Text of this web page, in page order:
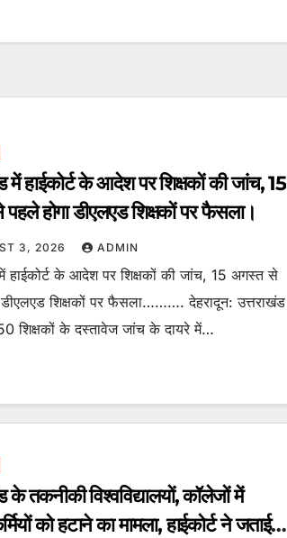
में हाईकोर्ट के आदेश पर शिक्षकों की जांच, 15
होगा डीएलएड शिक्षकों पर फैसला।
3, 2026 ADMIN
हाईकोर्ट के आदेश पर शिक्षकों की जांच, 15 अगस्त से
डीएलएड शिक्षकों पर फैसला………. देहरादून: उत्तराखंड
शिक्षकों के दस्तावेज जांच के दायरे में…
के तकनीकी विश्वविद्यालयों, कॉलेजों में
को हटाने का मामला, हाईकोर्ट ने जताई